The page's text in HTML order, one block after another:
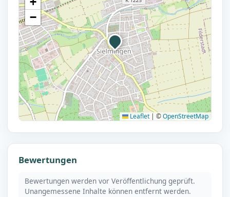
−
Leaflet |©OpenStreetMap
Bewertungen
Bewertungen werden vor Veröffentlichung geprüft.
Unangemessene Inhalte können entfernt werden.